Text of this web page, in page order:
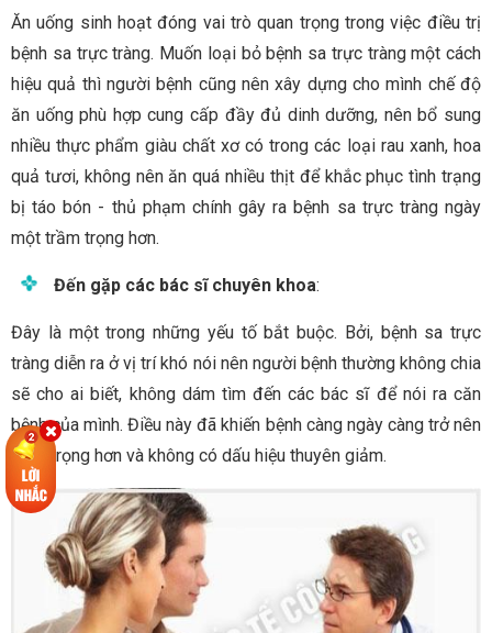
Ăn uống sinh hoạt đóng vai trò quan trọng trong việc điều trị
bệnh sa trực tràng. Muốn loại bỏ bệnh sa trực tràng một cách
hiệu quả thì người bệnh cũng nên xây dựng cho mình chế độ
ăn uống phù hợp cung cấp đầy đủ dinh dưỡng, nên bổ sung
nhiều thực phẩm giàu chất xơ có trong các loại rau xanh, hoa
quả tươi, không nên ăn quá nhiều thịt để khắc phục tình trạng
bị táo bón - thủ phạm chính gây ra bệnh sa trực tràng ngày
một trầm trọng hơn.
Đến gặp các bác sĩ chuyên khoa:
Đây là một trong những yếu tố bắt buộc. Bởi, bệnh sa trực
tràng diễn ra ở vị trí khó nói nên người bệnh thường không chia
sẽ cho ai biết, không dám tìm đến các bác sĩ để nói ra căn
bệnh của mình. Điều này đã khiến bệnh càng ngày càng trở nên
trầm trọng hơn và không có dấu hiệu thuyên giảm.